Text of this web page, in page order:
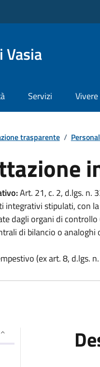
Vasia
Servizi
trasparente /
Art. 21, c. 2, d.lgs. n.
integrativi stipulati, con
dagli organi di
di bilancio o
(ex art. 8, d.lgs.